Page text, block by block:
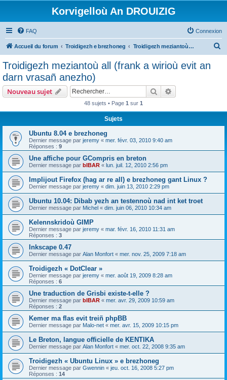
Korvigelloù An DROUIZIG
FAQ Connexion
Accueil du forum Troidigezh e brezhoneg Troidigezh meziantoù all (frank a wirioù evit an darn vrasañ anezho)
Troidigezh meziantoù all (frank a wirioù evit an
darn vrasañ anezho)
Nouveau sujet Rechercher
48 sujets • Page 1 sur 1
Sujets
Ubuntu 8.04 e brezhoneg
Dernier message par jeremy « mer. févr. 03, 2010 9:40 am
Réponses : 9
Une affiche pour GCompris en breton
Dernier message par bIBAR « lun. juil. 12, 2010 2:56 pm
Implijout Firefox (hag ar re all) e brezhoneg gant Linux ?
Dernier message par jeremy « dim. juin 13, 2010 2:29 pm
Ubuntu 10.04: Dibab yezh an testennoù nad int ket troet
Dernier message par Michel « dim. juin 06, 2010 10:34 am
Kelennskridoù GIMP
Dernier message par jeremy « mar. févr. 16, 2010 11:31 am
Réponses : 3
Inkscape 0.47
Dernier message par Alan Monfort « mer. nov. 25, 2009 7:18 am
Troidigezh « DotClear »
Dernier message par jeremy « mer. août 19, 2009 8:28 am
Réponses : 6
Une traduction de Grisbi existe-t-elle ?
Dernier message par bIBAR « mer. avr. 29, 2009 10:59 am
Réponses : 2
Kemer ma flas evit treiñ phpBB
Dernier message par Malo-net « mer. avr. 15, 2009 10:15 pm
Le Breton, langue officielle de KENTIKA
Dernier message par Alan Monfort « mer. oct. 22, 2008 9:35 am
Troidigezh « Ubuntu Linux » e brezhoneg
Dernier message par Gwennin « jeu. oct. 16, 2008 5:27 pm
Réponses : 14